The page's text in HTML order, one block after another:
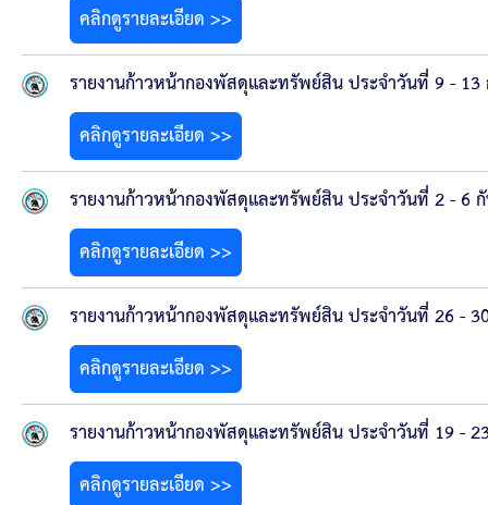
การเสริมสร้างคุณธรรมจริยธรรม
ITA : การประเมินคุณธรรมและความโปร่งใสในการ
การจัดการความรู้ (KM)
ข้อระเบียบและกฎหมาย
มาตรฐานการปฏิบัติงาน
แผนพัฒนาท้องถิ่น ของอบจ.สุพรรณบุรี
ข้อบัญญัติงบประมาณรายจ่ายประจำปี ของ อบจ.สุ
ข้อบัญญัติอื่นๆ ของ อบจ.สุพรรณบุรี
คลิกดูรายละเอียด >>
รายงานก้าวหน้ากองพัสดุและทรัพย์สิน ประจำวันที่ 9 -
คลิกดูรายละเอียด >>
รายงานก้าวหน้ากองพัสดุและทรัพย์สิน ประจำวันที่ 2 - 6
คลิกดูรายละเอียด >>
รายงานก้าวหน้ากองพัสดุและทรัพย์สิน ประจำวันที่ 26 -
คลิกดูรายละเอียด >>
รายงานก้าวหน้ากองพัสดุและทรัพย์สิน ประจำวันที่ 19 -
คลิกดูรายละเอียด >>